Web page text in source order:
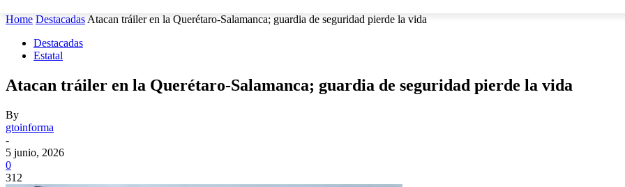
Home Destacadas Atacan tráiler en la Querétaro-Salamanca; guardia de seguridad pierde la vida
Destacadas
Estatal
Atacan tráiler en la Querétaro-Salamanca; guardia de seguridad pierde la vida
By
gtoinforma
-
5 junio, 2026
0
312